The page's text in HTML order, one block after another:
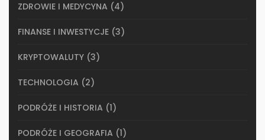
ZDROWIE I MEDYCYNA (4)
FINANSE I INWESTYCJE (3)
KRYPTOWALUTY (3)
TECHNOLOGIA (2)
PODRÓŻE I HISTORIA (1)
PODRÓŻE I GEOGRAFIA (1)